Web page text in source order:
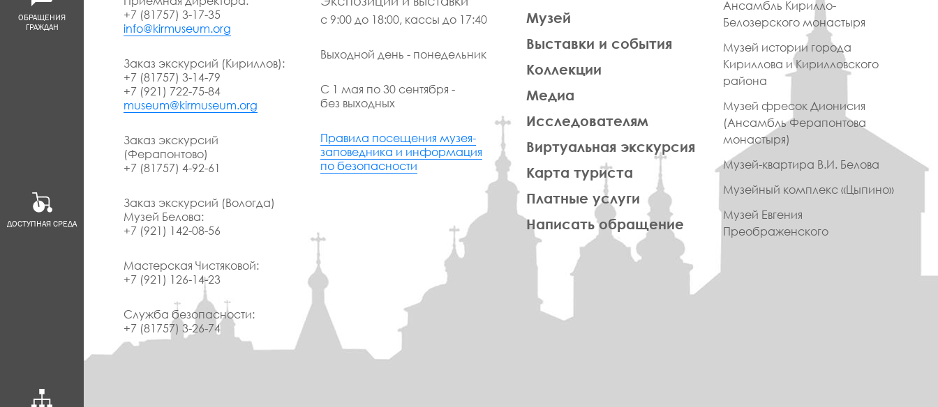
ОБРАЩЕНИЯ
ГРАЖДАН
ДОСТУПНАЯ СРЕДА
+7 (81757) 3-17-35
info@kirmuseum.org
Заказ экскурсий (Кириллов):
+7 (81757) 3-14-79
+7 (921) 722-75-84
museum@kirmuseum.org
Заказ экскурсий
(Ферапонтово)
+7 (81757) 4-92-61
Заказ экскурсий (Вологда)
Музей Белова:
+7 (921) 142-08-56
Мастерская Чистяковой:
+7 (921) 126-14-23
Служба безопасности:
+7 (81757) 3-26-74
с 9:00 до 18:00, кассы до 17:40
Выходной день - понедельник
С 1 мая по 30 сентября -
без выходных
Правила посещения музея-
заповедника и информация
по безопасности
Музей
Выставки и события
Коллекции
Медиа
Исследователям
Виртуальная экскурсия
Карта туриста
Платные услуги
Написать обращение
Ансамбль Кирилло-
Белозерского монастыря
Музей истории города
Кириллова и Кирилловского
района
Музей фресок Дионисия
(Ансамбль Ферапонтова
монастыря)
Музей-квартира В.И. Белова
Музейный комплекс «Цыпино»
Музей Евгения
Преображенского